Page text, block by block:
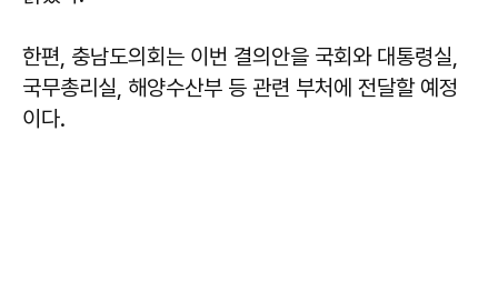
한편, 충남도의회는 이번 결의안을 국회와 대통령실,
국무총리실, 해양수산부 등 관련 부처에 전달할 예정
이다.